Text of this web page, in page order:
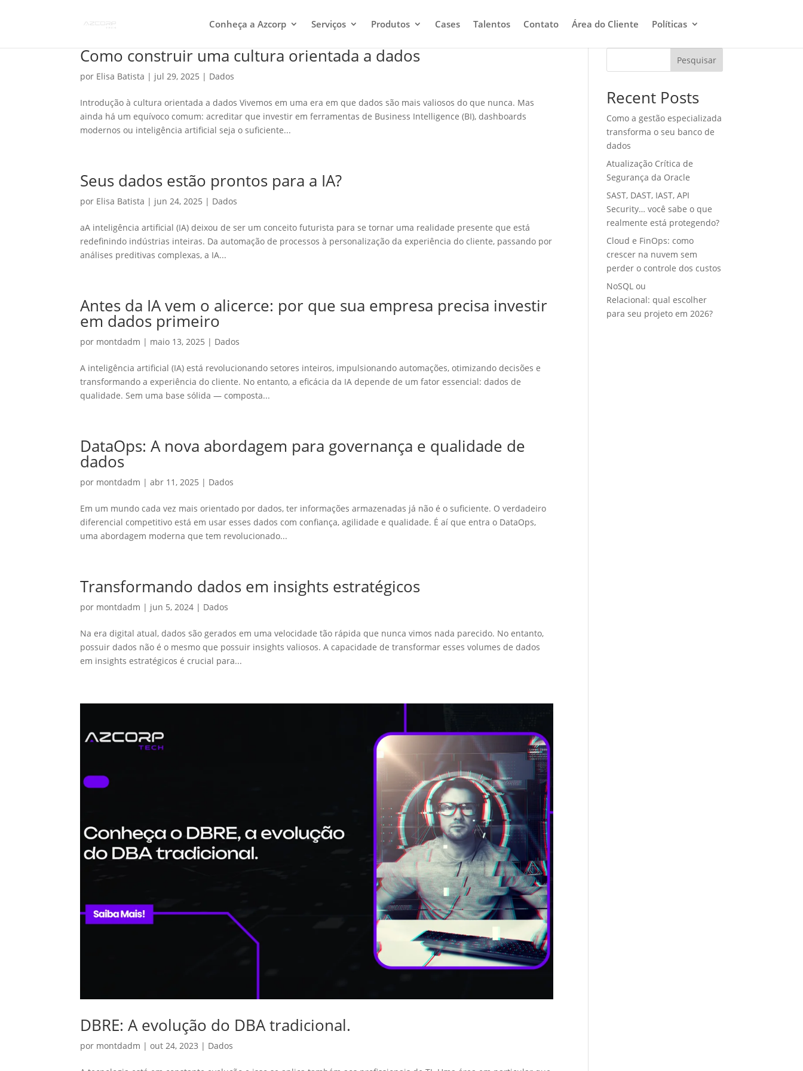
Conheça a Azcorp Serviços Produtos Cases Talentos Contato Área do Cliente Políticas
Como construir uma cultura orientada a dados
por Elisa Batista | jul 29, 2025 | Dados
Introdução à cultura orientada a dados Vivemos em uma era em que dados são mais valiosos do que nunca. Mas
ainda há um equívoco comum: acreditar que investir em ferramentas de Business Intelligence (BI), dashboards
modernos ou inteligência artificial seja o suficiente...
Seus dados estão prontos para a IA?
por Elisa Batista | jun 24, 2025 | Dados
aA inteligência artificial (IA) deixou de ser um conceito futurista para se tornar uma realidade presente que está
redefinindo indústrias inteiras. Da automação de processos à personalização da experiência do cliente, passando por
análises preditivas complexas, a IA...
Antes da IA vem o alicerce: por que sua empresa precisa investir
em dados primeiro
por montdadm | maio 13, 2025 | Dados
A inteligência artificial (IA) está revolucionando setores inteiros, impulsionando automações, otimizando decisões e
transformando a experiência do cliente. No entanto, a eficácia da IA depende de um fator essencial: dados de
qualidade. Sem uma base sólida — composta...
DataOps: A nova abordagem para governança e qualidade de
dados
por montdadm |abr 11, 2025 | Dados
Em um mundo cada vez mais orientado por dados, ter informações armazenadas já não é o suficiente. O verdadeiro
diferencial competitivo está em usar esses dados com confiança, agilidade e qualidade. É aí que entra o DataOps,
uma abordagem moderna que tem revolucionado...
Transformando dados em insights estratégicos
por montdadm | jun 5, 2024 | Dados
Na era digital atual, dados são gerados em uma velocidade tão rápida que nunca vimos nada parecido. No entanto,
possuir dados não é o mesmo que possuir insights valiosos. A capacidade de transformar esses volumes de dados
em insights estratégicos é crucial para...
DBRE: A evolução do DBA tradicional.
por montdadm |out 24, 2023 | Dados
Pesquisar
Recent Posts
Como a gestão especializada
transforma o seu banco de
dados
Atualização Crítica de
Segurança da Oracle
SAST, DAST, IAST, API
Security… você sabe o que
realmente está protegendo?
Cloud e FinOps: como
crescer na nuvem sem
perder o controle dos custos
NoSQL ou
Relacional: qual escolher
para seu projeto em 2026?